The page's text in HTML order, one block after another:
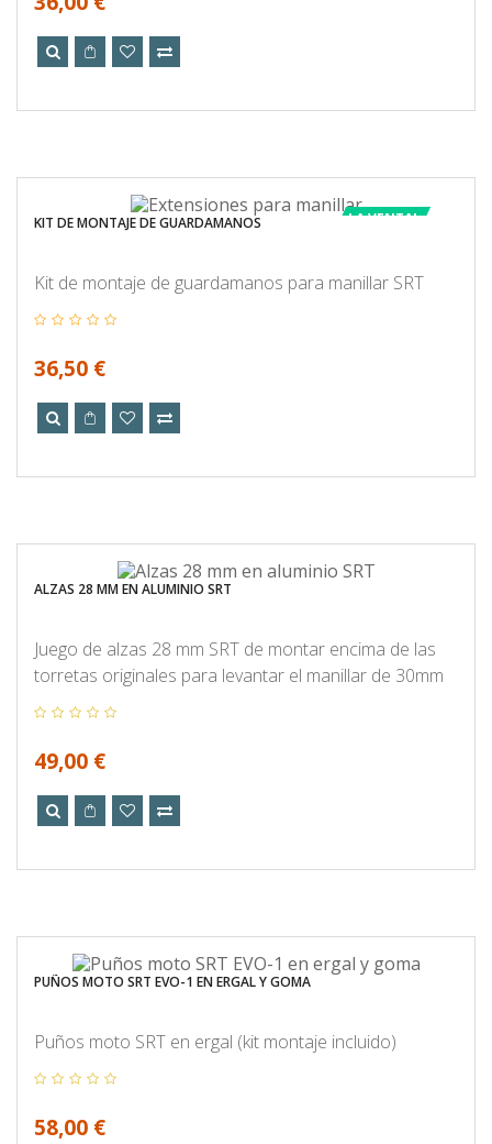
LA VENTA!
KIT DE MONTAJE DE GUARDAMANOS
Kit de montaje de guardamanos para manillar SRT
36,50 €
ALZAS 28 MM EN ALUMINIO SRT
Juego de alzas 28 mm SRT de montar encima de las
torretas originales para levantar el manillar de 30mm
49,00 €
PUÑOS MOTO SRT EVO-1 EN ERGAL Y GOMA
Puños moto SRT en ergal (kit montaje incluido)
58,00 €